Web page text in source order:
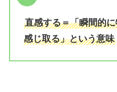
直感する＝「瞬間的
感じ取る」という意味